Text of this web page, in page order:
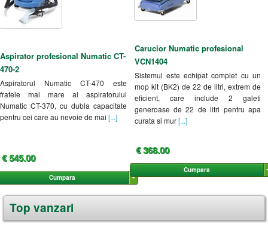
Aspirator profesional Numatic CT-
470-2
Aspiratorul Numatic CT-470 este
fratele mai mare al aspiratorului
Numatic CT-370, cu dubla capacitate
pentru cei care au nevoie de mai [...]
€ 545.00
Cumpara
Carucior Numatic profesional
VCN1404
Sistemul este echipat complet cu un
mop kit (BK2) de 22 de litri, extrem de
eficient, care include 2 galeti
generoase de 22 de litri pentru apa
curata si mur[...]
€ 368.00
Cumpara
Top vanzari